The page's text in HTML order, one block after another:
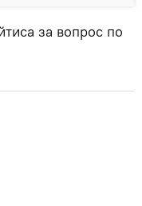
за вопрос по